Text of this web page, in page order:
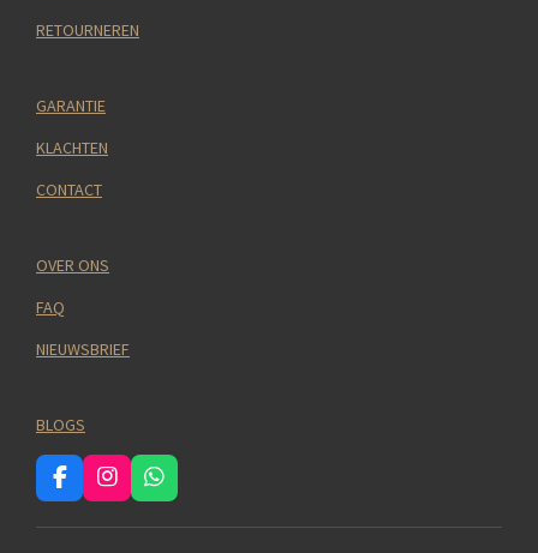
RETOURNEREN
GARANTIE
KLACHTEN
CONTACT
OVER ONS
FAQ
NIEUWSBRIEF
BLOGS
F
a
c
I
n
s
W
h
a